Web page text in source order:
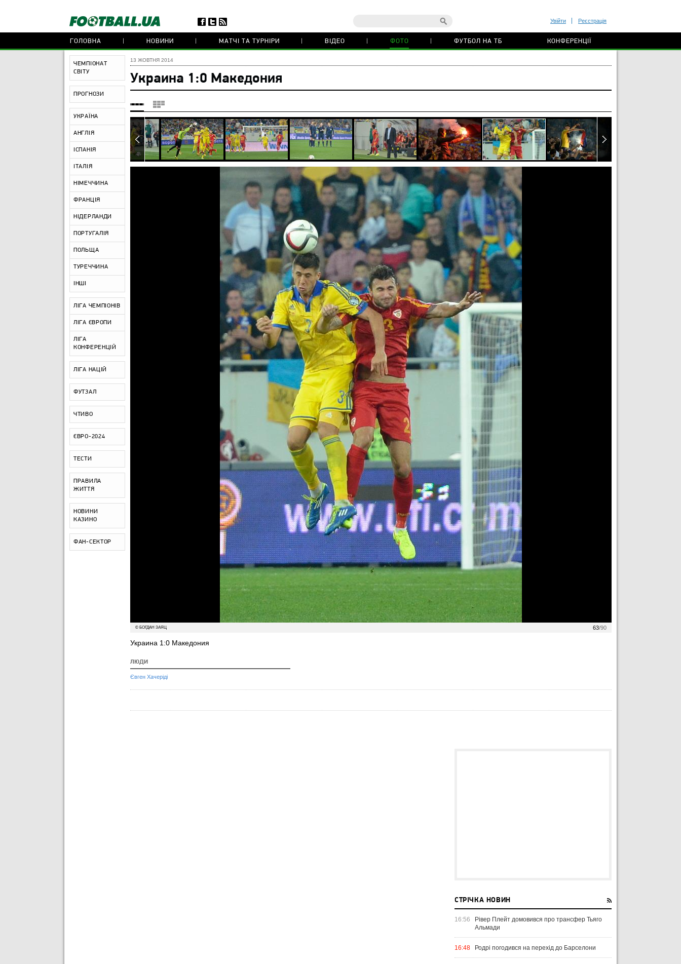
Увійти Реєстрація
ГОЛОВНА НОВИНИ МАТЧІ ТА ТУРНІРИ ВІДЕО ФОТО ФУТБОЛ НА ТБ КОНФЕРЕНЦІЇ
ЧЕМПІОНАТ
СВІТУ
ПРОГНОЗИ
УКРАЇНА
АНГЛІЯ
ІСПАНІЯ
ІТАЛІЯ
НІМЕЧЧИНА
ФРАНЦІЯ
НІДЕРЛАНДИ
ПОРТУГАЛІЯ
ПОЛЬЩА
ТУРЕЧЧИНА
ІНШІ
ЛІГА ЧЕМПІОНІВ
ЛІГА ЄВРОПИ
ЛІГА
КОНФЕРЕНЦІЙ
ЛІГА НАЦІЙ
ФУТЗАЛ
ЧТИВО
ЄВРО-2024
ТЕСТИ
ПРАВИЛА
ЖИТТЯ
НОВИНИ
КАЗИНО
ФАН-СЕКТОР
13 ЖОВТНЯ 2014
Украина 1:0 Македония
63/90
© БОГДАН ЗАЯЦ
Украина 1:0 Македония
ЛЮДИ
Євген Хачеріді
СТРІЧКА НОВИН
16:56
Рівер Плейт домовився про трансфер Тьяго
Альмади
16:48 Родрі погодився на перехід до Барселони